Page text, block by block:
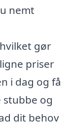
nemt
gør
priser
i dag og få
og
dit behov